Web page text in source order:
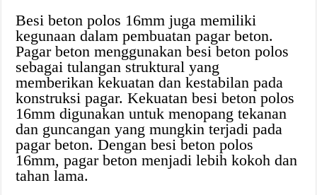
Besi beton polos 16mm juga memiliki
kegunaan dalam pembuatan pagar beton.
Pagar beton menggunakan besi beton polos
sebagai tulangan struktural yang
memberikan kekuatan dan kestabilan pada
konstruksi pagar. Kekuatan besi beton polos
16mm digunakan untuk menopang tekanan
dan guncangan yang mungkin terjadi pada
pagar beton. Dengan besi beton polos
16mm, pagar beton menjadi lebih kokoh dan
tahan lama.